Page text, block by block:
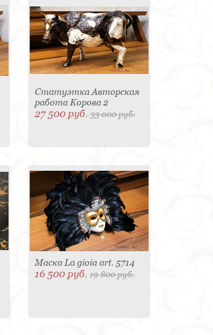
Статуэтка Авторская
работа Корова 2
27 500 руб.33 000 руб.
Маска La gioia art. 5714
16 500 руб.19 800 руб.